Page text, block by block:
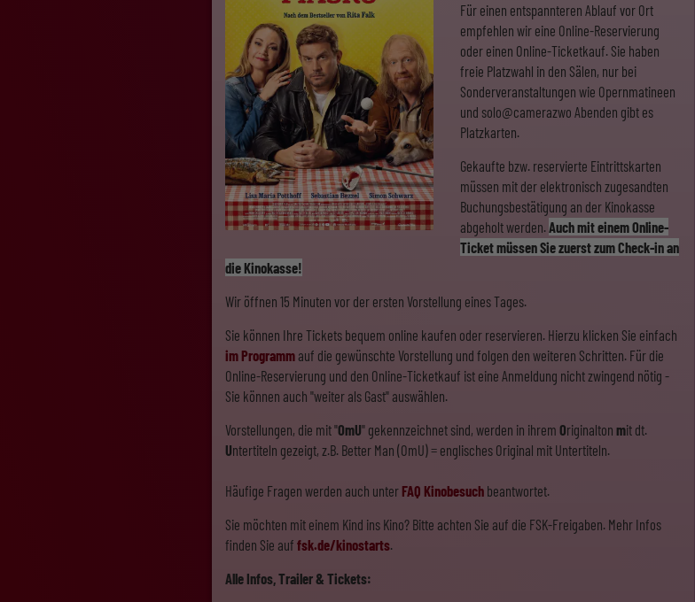
Für einen entspannteren Ablauf vor Ort
empfehlen wir eine Online-Reservierung
oder einen Online-Ticketkauf. Sie haben
freie Platzwahl in den Sälen, nur bei
Sonderveranstaltungen wie Opernmatineen
und solo@camerazwo Abenden gibt es
Platzkarten.
Gekaufte bzw. reservierte Eintrittskarten
müssen mit der elektronisch zugesandten
Buchungsbestätigung an der Kinokasse
abgeholt werden. Auch mit einem Online-
Ticket müssen Sie zuerst zum Check-in an
die Kinokasse!
Wir öffnen 15 Minuten vor der ersten Vorstellung eines Tages.
Sie können Ihre Tickets bequem online kaufen oder reservieren. Hierzu klicken Sie einfach
im Programm auf die gewünschte Vorstellung und folgen den weiteren Schritten. Für die
Online-Reservierung und den Online-Ticketkauf ist eine Anmeldung nicht zwingend nötig -
Sie können auch "weiter als Gast" auswählen.
Vorstellungen, die mit "OmU" gekennzeichnet sind, werden in ihrem Originalton mit dt.
Untertiteln gezeigt, z.B. Better Man (OmU) = englisches Original mit Untertiteln.
Häufige Fragen werden auch unter FAQ Kinobesuch beantwortet.
Sie möchten mit einem Kind ins Kino? Bitte achten Sie auf die FSK-Freigaben. Mehr Infos
finden Sie auf fsk.de/kinostarts.
Alle Infos, Trailer & Tickets: